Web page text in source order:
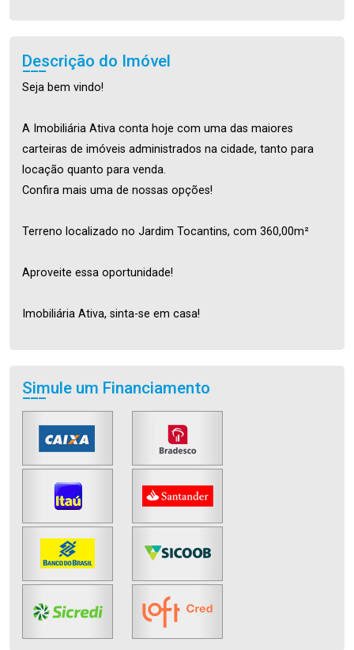
Descrição do Imóvel
Seja bem vindo!
A Imobiliária Ativa conta hoje com uma das maiores
carteiras de imóveis administrados na cidade, tanto para
locação quanto para venda.
Confira mais uma de nossas opções!
Terreno localizado no Jardim Tocantins, com 360,00m²
Aproveite essa oportunidade!
Imobiliária Ativa, sinta-se em casa!
Simule um Financiamento